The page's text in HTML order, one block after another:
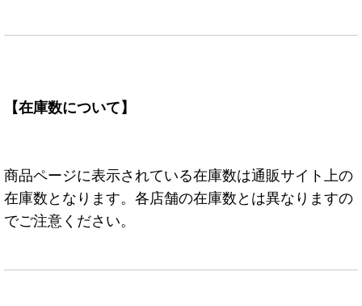
【在庫数について】
商品ページに表示されている在庫数は通販サイト上の
在庫数となります。各店舗の在庫数とは異なりますの
でご注意ください。